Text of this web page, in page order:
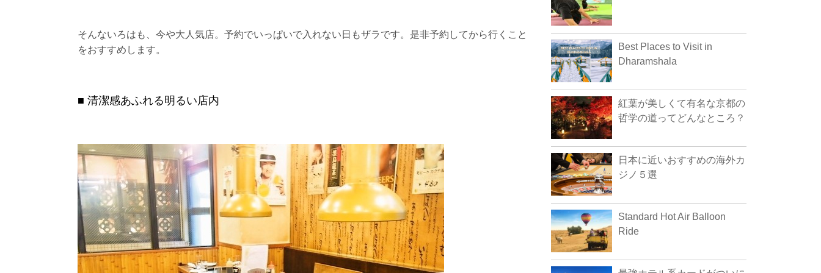
そんないろはも、今や大人気店。予約でいっぱいで入れない日もザラです。是非予約してから行くこと
をおすすめします。
清潔感あふれる明るい店内
Best Places to Visit in
Dharamshala
紅葉が美しくて有名な京都の
哲学の道ってどんなところ？
日本に近いおすすめの海外カ
ジノ５選
Standard Hot Air Balloon
Ride